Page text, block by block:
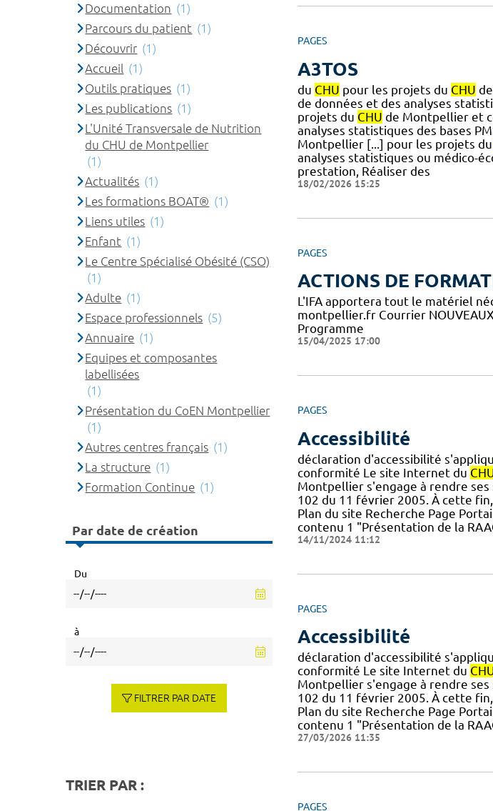
PAGES
A3TOS
du CHU pour les projets du CHU
de données et des analyses
projets du CHU de Montpellier et
analyses statistiques des bases
Montpellier [...] pour les projets du
analyses statistiques ou médico-
prestation, Réaliser des
18/02/2026 15:25
PAGES
ACTIONS DE
L'IFA apportera tout le matériel
montpellier.fr Courrier
Programme
15/04/2025 17:00
PAGES
Accessibilité
déclaration d'accessibilité
conformité Le site Internet du
Montpellier s'engage à rendre
102 du 11 février 2005. À cette
Plan du site Recherche Page
contenu 1 "Présentation de la
14/11/2024 11:12
PAGES
Accessibilité
déclaration d'accessibilité
conformité Le site Internet du
Montpellier s'engage à rendre
102 du 11 février 2005. À cette
Plan du site Recherche Page
contenu 1 "Présentation de la
27/03/2026 11:35
PAGES
Documentation (1)
Parcours du patient (1)
Découvrir (1)
Accueil (1)
Outils pratiques (1)
Les publications (1)
L'Unité Transversale de Nutrition
du CHU de Montpellier
(1)
Actualités (1)
Les formations BOAT® (1)
Liens utiles (1)
Enfant (1)
Le Centre Spécialisé Obésité (CSO)
(1)
Adulte (1)
Espace professionnels (5)
Annuaire (1)
Equipes et composantes
labellisées
(1)
Présentation du CoEN Montpellier
(1)
Autres centres français (1)
La structure (1)
Formation Continue (1)
Par date de création
Du
à
FILTRER PAR DATE
TRIER PAR :